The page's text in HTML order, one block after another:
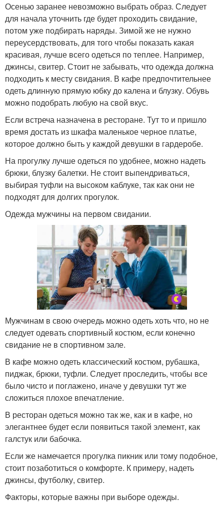
Осенью заранее невозможно выбрать образ. Следует
для начала уточнить где будет проходить свидание,
потом уже подбирать наряды. Зимой же не нужно
переусердствовать, для того чтобы показать какая
красивая, лучше всего одеться по теплее. Например,
джинсы, свитер. Стоит не забывать, что одежда должна
подходить к месту свидания. В кафе предпочтительнее
одеть длинную прямую юбку до калена и блузку. Обувь
можно подобрать любую на свой вкус.
Если встреча назначена в ресторане. Тут то и пришло
время достать из шкафа маленькое черное платье,
которое должно быть у каждой девушки в гардеробе.
На прогулку лучше одеться по удобнее, можно надеть
брюки, блузку балетки. Не стоит выпендриваться,
выбирая туфли на высоком каблуке, так как они не
подходят для долгих прогулок.
Одежда мужчины на первом свидании.
Мужчинам в свою очередь можно одеть хоть что, но не
следует одевать спортивный костюм, если конечно
свидание не в спортивном зале.
В кафе можно одеть классический костюм, рубашка,
пиджак, брюки, туфли. Следует проследить, чтобы все
было чисто и поглажено, иначе у девушки тут же
сложиться плохое впечатление.
В ресторан одеться можно так же, как и в кафе, но
элегантнее будет если появиться такой элемент, как
галстук или бабочка.
Если же намечается прогулка пикник или тому подобное,
стоит позаботиться о комфорте. К примеру, надеть
джинсы, футболку, свитер.
Факторы, которые важны при выборе одежды.